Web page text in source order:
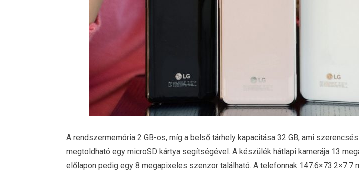
A rendszermemória 2 GB-os, míg a belső tárhely kapacitása 32 GB, ami
megtoldható egy microSD kártya segítségével. A készülék hátlapi kamerája 13
előlapon pedig egy 8 megapixeles szenzor található. A telefonnak 147.6×73.2×7.7